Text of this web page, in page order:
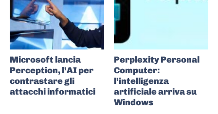
Microsoft lancia
Perception, l’AI per
contrastare gli
attacchi informatici
Perplexity Personal
Computer:
l’intelligenza
artificiale arriva su
Windows